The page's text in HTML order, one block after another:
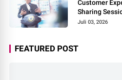
Customer
Sharing
Praktisi
Juli 03, 2026
FEATURED POST